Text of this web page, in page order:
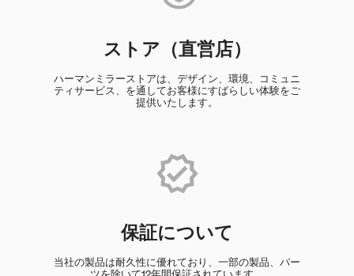
ストア（直営店）
ハーマンミラーストアは、デザイン、環境、コミュニ
ティサービス、を通してお客様にすばらしい体験をご
提供いたします。
保証について
当社の製品は耐久性に優れており、一部の製品、パー
ツを除いて12年間保証されています。